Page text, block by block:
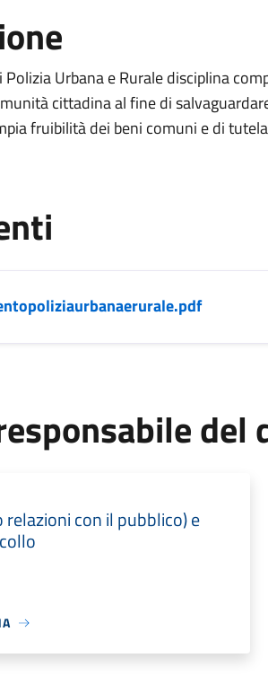
Polizia Urbana e Rurale disciplina
cittadina al fine di
fruibilità dei beni comuni e di
del
relazioni con il pubblico) e